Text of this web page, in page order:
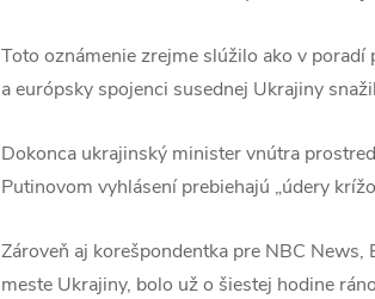
Toto oznámenie zrejme slúžilo ako v
a európsky spojenci susednej Ukrajiny
Dokonca ukrajinský minister vnútra
Putinovom vyhlásení prebiehajú „údery
Zároveň aj korešpondentka pre NBC
meste Ukrajiny, bolo už o šiestej hodine